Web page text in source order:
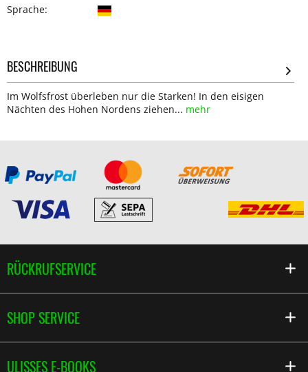
Sprache:
BESCHREIBUNG
Im Wolfsfrost überleben nur die Starken! In den eisigen
Nächten des Hohen Nordens ziehen... mehr
RÜCKRUFSERVICE
SHOP SERVICE
ULISSES E-BOOKS